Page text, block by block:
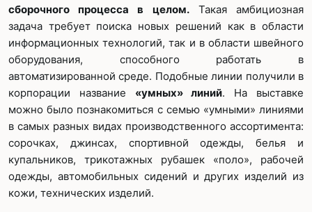
сборочного процесса в целом.Такая амбициозная
задача требует поиска новых решений как в области
информационных технологий, так и в области швейного
оборудования, способного работать в
автоматизированной среде. Подобные линии получили в
корпорации название «умных» линий. На выставке
можно было познакомиться с семью «умными» линиями
в самых разных видах производственного ассортимента:
сорочках, джинсах, спортивной одежды, белья и
купальников, трикотажных рубашек «поло», рабочей
одежды, автомобильных сидений и других изделий из
кожи, технических изделий.